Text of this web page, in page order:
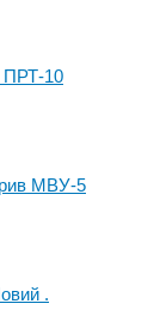
ПРТ-10
МВУ-5
.